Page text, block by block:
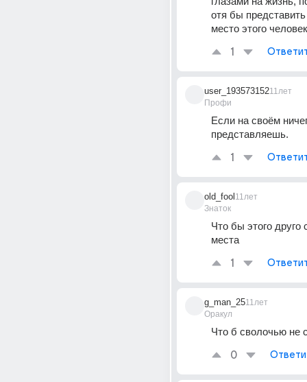
отя бы
место этого
1
user_193573152
Профи
11лет
Если на своём
представляешь.
1
old_fool
Знаток
11лет
Что бы этого друго
места
1
g_man_25
Оракул
11лет
Что б сволочью не
0